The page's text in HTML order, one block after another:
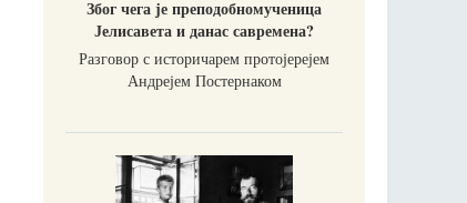
Због чега је преподобномученица
Јелисавета и данас савремена?
Разговор с историчарем протојерејем
Андрејем Постернаком